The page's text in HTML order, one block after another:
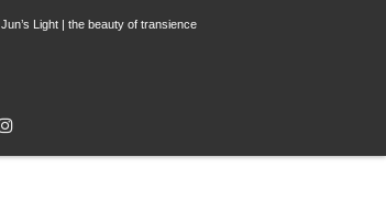
Jun’s Light | the beauty of transience